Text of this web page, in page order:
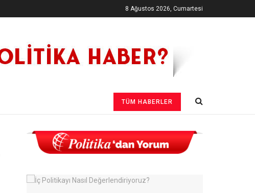
8 Ağustos 2026, Cumartesi
TÜM HABERLER